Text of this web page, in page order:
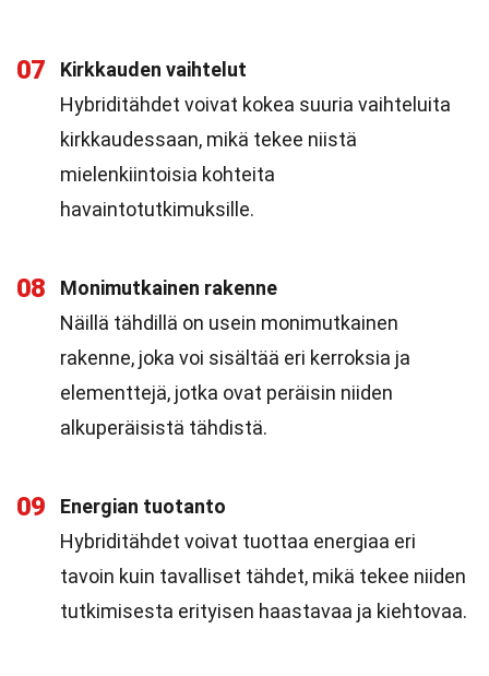
07
Kirkkauden vaihtelut
Hybriditähdet voivat kokea suuria vaihteluita
kirkkaudessaan, mikä tekee niistä
mielenkiintoisia kohteita
havaintotutkimuksille.
08
Monimutkainen rakenne
Näillä tähdillä on usein monimutkainen
rakenne, joka voi sisältää eri kerroksia ja
elementtejä, jotka ovat peräisin niiden
alkuperäisistä tähdistä.
09
Energian tuotanto
Hybriditähdet voivat tuottaa energiaa eri
tavoin kuin tavalliset tähdet, mikä tekee niiden
tutkimisesta erityisen haastavaa ja kiehtovaa.